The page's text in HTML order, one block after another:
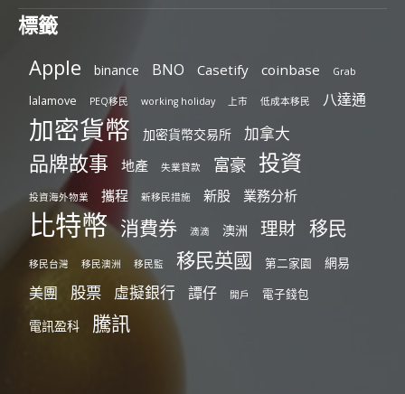
標籤
Apple binance BNO Casetify coinbase Grab
lalamove PEQ移民 working holiday 上市 低成本移民 八達通
加密貨幣 加密貨幣交易所 加拿大
品牌故事 地產 失業貸款 富豪 投資
投資海外物業 攜程 新移民措施 新股 業務分析
比特幣 消費券 滴滴 澳洲 理財 移民
移民台灣 移民澳洲 移民監 移民英國 第二家園 網易
美團 股票 虛擬銀行 譚仔 開戶 電子錢包
電訊盈科 騰訊